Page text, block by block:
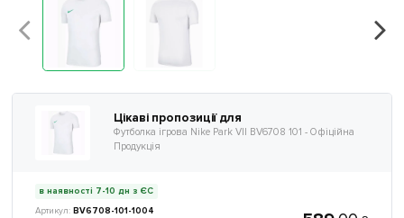
Цікаві пропозиції для
Футболка ігрова Nike Park VII BV6708 101 - Офіційна
Продукція
в наявності 7-10 дн з ЄС
BV6708-101-1004